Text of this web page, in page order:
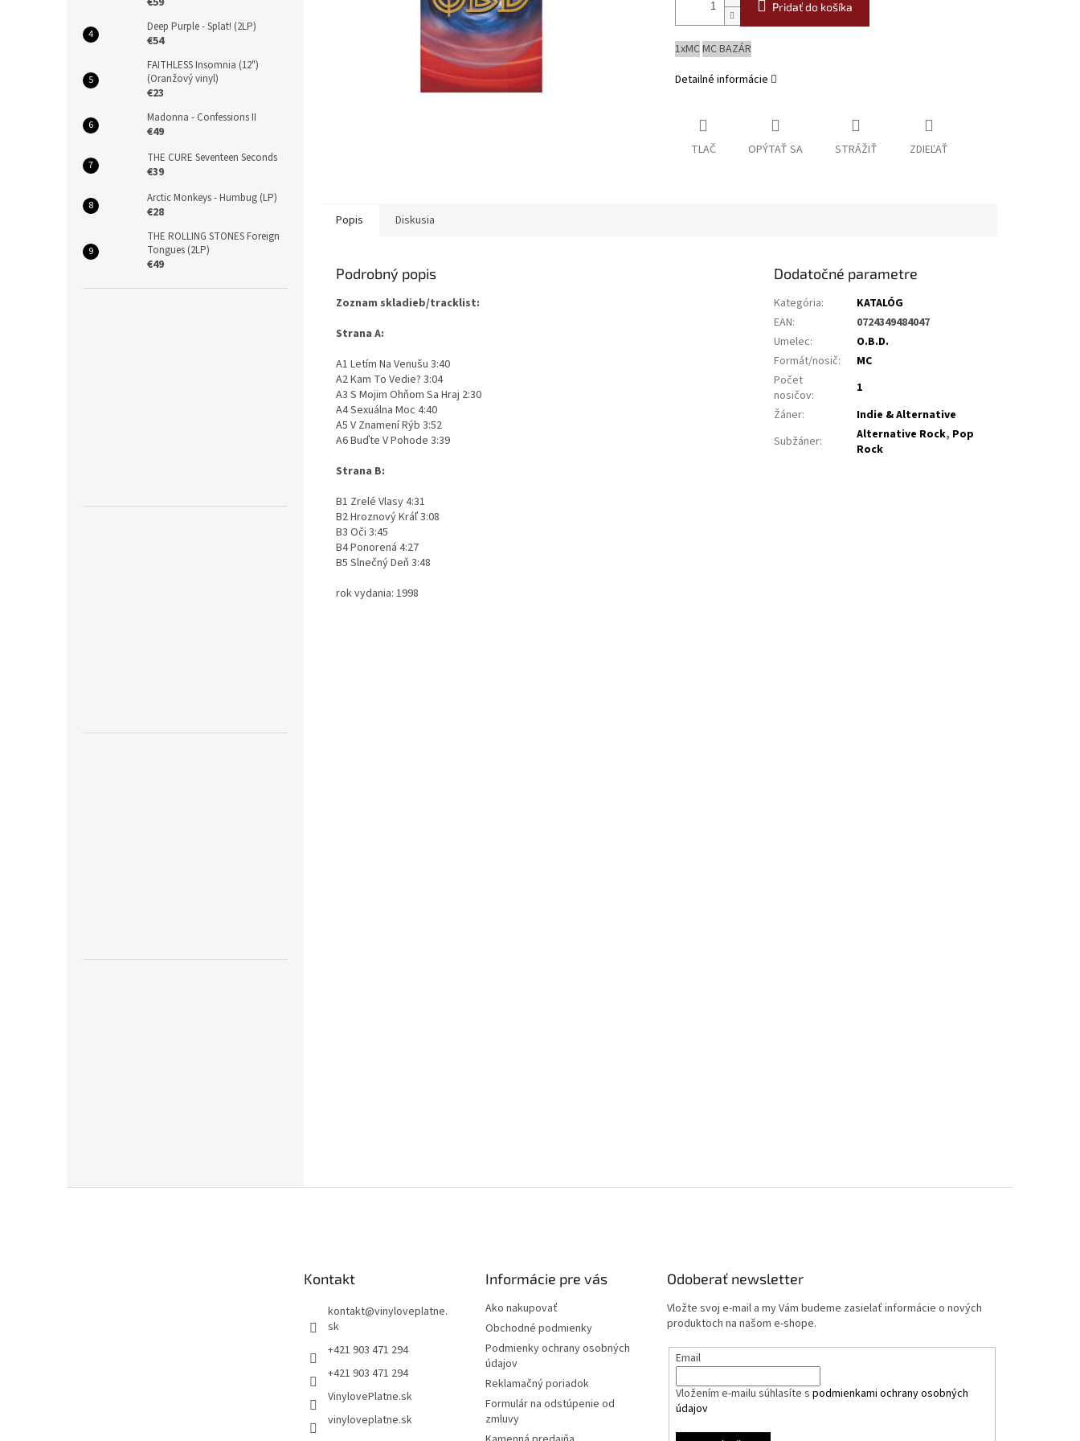
Deep Purple - Splat! (2LP)
€54
FAITHLESS Insomnia (12")
(Oranžový vinyl)
€23
Madonna - Confessions II
€49
THE CURE Seventeen Seconds
€39
Arctic Monkeys - Humbug (LP)
€28
THE ROLLING STONES Foreign
Tongues (2LP)
€49
Pridať do košíka
1xMCMC BAZÁR
Detailné informácie
TLAČ OPÝTAŤ SA STRÁŽIŤ ZDIEĽAŤ
Popis Diskusia
Podrobný popis
Zoznam skladieb/tracklist:
Strana A:
A1 Letím Na Venušu 3:40
A2 Kam To Vedie? 3:04
A3 S Mojim Ohňom Sa Hraj 2:30
A4 Sexuálna Moc 4:40
A5 V Znamení Rýb 3:52
A6 Buďte V Pohode 3:39
Strana B:
B1 Zrelé Vlasy 4:31
B2 Hroznový Kráľ 3:08
B3 Oči 3:45
B4 Ponorená 4:27
B5 Slnečný Deň 3:48
rok vydania: 1998
Dodatočné parametre
Kategória:
KATALÓG
EAN:
0724349484047
Umelec:
O.B.D.
Formát/nosič:
MC
Počet
nosičov:
1
Žáner:
Indie & Alternative
Subžáner: Alternative Rock, Pop
Rock
Kontakt
kontakt@vinyloveplatne.
sk
+421 903 471 294
+421 903 471 294
VinylovePlatne.sk
vinyloveplatne.sk
Informácie pre vás
Ako nakupovať
Obchodné podmienky
Podmienky ochrany osobných
údajov
Reklamačný poriadok
Formulár na odstúpenie od
zmluvy
Odoberať newsletter
Vložte svoj e-mail a my Vám budeme zasielať informácie o nových
produktoch na našom e-shope.
Email
Vložením e-mailu súhlasíte spodmienkami ochrany osobných
údajov